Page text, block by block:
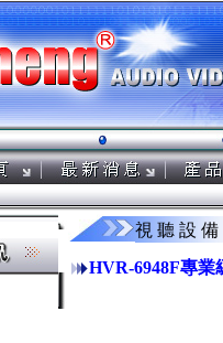
視 聽 設 備
HVR-6948F專業